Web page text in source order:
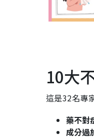
10大
這是32名專
藥不對
成分過